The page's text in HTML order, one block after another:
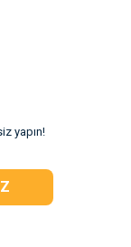
yapın!